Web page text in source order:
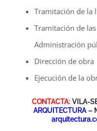
Tramitación de la
Tramitación de
Administración
Dirección de obra
Ejecución de la
CONTACTA:VILA-
ARQUITECTURA–